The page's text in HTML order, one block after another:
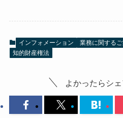
インフォメーション 業務に関する
知的財産権法
よかったらシェ